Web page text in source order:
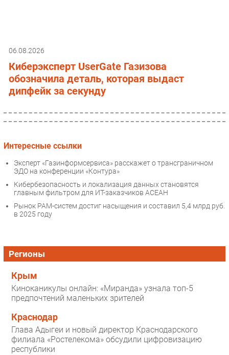
06.08.2026
Киберэксперт UserGate Газизова
обозначила деталь, которая выдаст
дипфейк за секунду
Интересные ссылки
Эксперт «Газинформсервиса» расскажет о трансграничном
ЭДО на конференции «Контура»
Кибербезопасность и локализация данных становятся
главным фильтром для ИТ-заказчиков АСЕАН
Рынок PAM-систем достиг насыщения и составил 5,4 млрд руб.
в 2025 году
Регионы
Крым
Киноканикулы онлайн: «Миранда» узнала топ-5
предпочтений маленьких зрителей
Краснодар
Глава Адыгеи и новый директор Краснодарского
филиала «Ростелекома» обсудили цифровизацию
республики